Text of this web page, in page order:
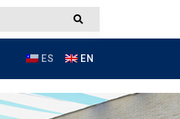
ES EN